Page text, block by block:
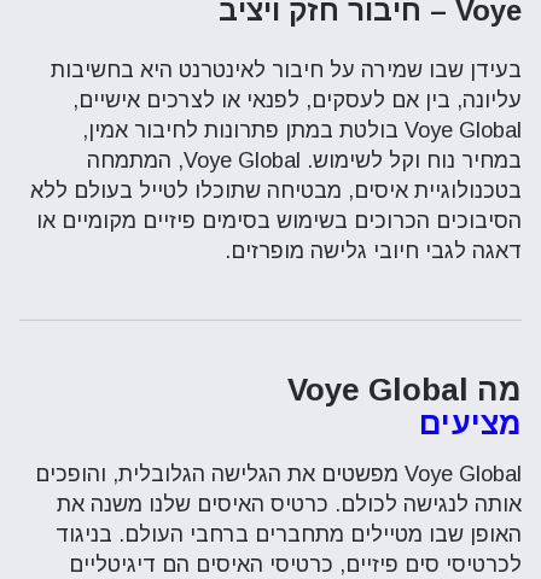
Voye – חיבור חזק ויציב
בעידן שבו שמירה על חיבור לאינטרנט היא בחשיבות
עליונה, בין אם לעסקים, לפנאי או לצרכים אישיים,
Voye Global בולטת במתן פתרונות לחיבור אמין,
במחיר נוח וקל לשימוש. Voye Global, המתמחה
בטכנולוגיית איסים, מבטיחה שתוכלו לטייל בעולם ללא
הסיבוכים הכרוכים בשימוש בסימים פיזיים מקומיים או
דאגה לגבי חיובי גלישה מופרזים.
מה Voye Global
מציעים
Voye Global מפשטים את הגלישה הגלובלית, והופכים
אותה לנגישה לכולם. כרטיס האיסים שלנו משנה את
האופן שבו מטיילים מתחברים ברחבי העולם. בניגוד
לכרטיסי סים פיזיים, כרטיסי האיסים הם דיגיטליים